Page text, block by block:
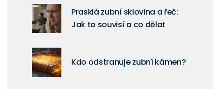
Prasklá zubní sklovina a řeč:
Jak to souvisí a co dělat
Kdo odstranuje zubní kámen?